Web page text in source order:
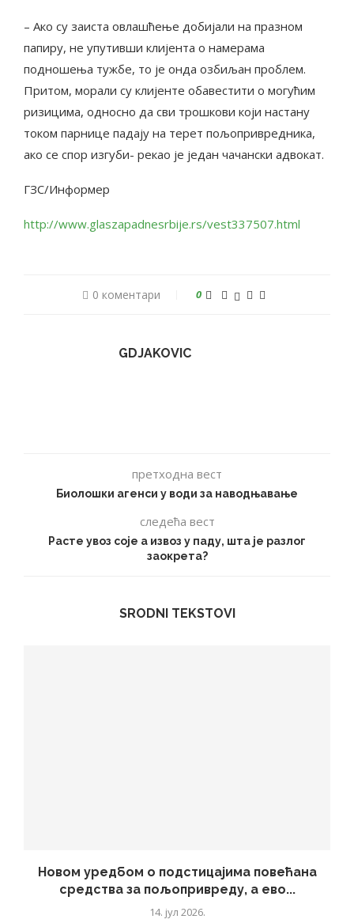
– Ако су заиста овлашћење добијали на празном
папиру, не упутивши клијента о намерама
подношења тужбе, то је онда озбиљан проблем.
Притом, морали су клијенте обавестити о могућим
ризицима, односно да сви трошкови који настану
током парнице падају на терет пољопривредника,
ако се спор изгуби- рекао је један чачански адвокат.
ГЗС/Информер
http://www.glaszapadnesrbije.rs/vest337507.html
0 коментари 0
GDJAKOVIC
претходна вест
Биолошки агенси у води за наводњавање
следећа вест
Расте увоз соје а извоз у паду, шта је разлог
заокрета?
SRODNI TEKSTOVI
Новом уредбом о подстицајима повећана
средства за пољопривреду, а ево...
14. јул 2026.